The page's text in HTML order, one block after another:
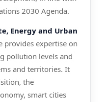
2030 Agenda.
Energy and Urban
provides expertise on
pollution levels and
and territories. It
the
smart cities